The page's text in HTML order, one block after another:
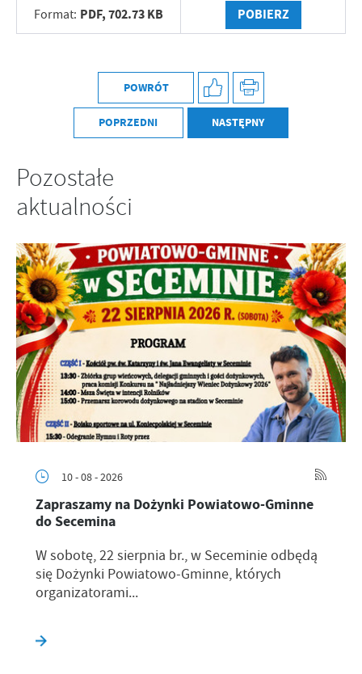
Format: PDF,702.73 KB POBIERZ
POWRÓT
POPRZEDNI NASTĘPNY
Pozostałe
aktualności
10 - 08 - 2026
Zapraszamy na Dożynki Powiatowo-Gminne
do Secemina
W sobotę, 22 sierpnia br., w Seceminie odbędą
się Dożynki Powiatowo-Gminne, których
organizatorami...